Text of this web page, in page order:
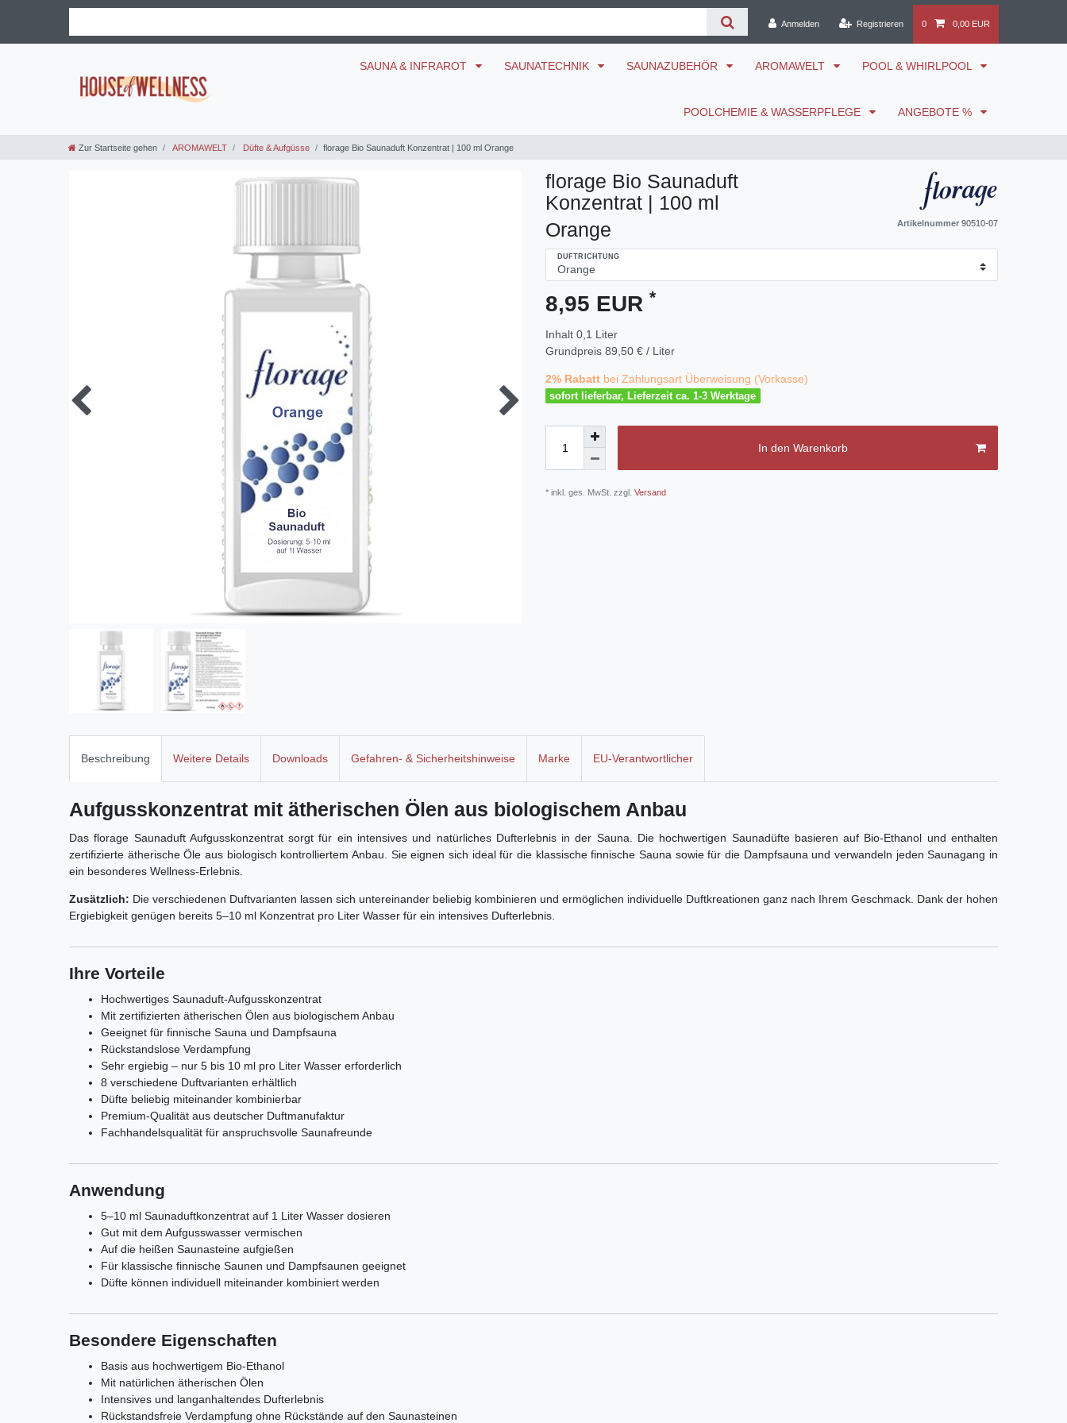
Anmelden Registrieren 0 0,00 EUR
SAUNA & INFRAROT SAUNATECHNIK SAUNAZUBEHÖR AROMAWELT POOL & WHIRLPOOL
POOLCHEMIE & WASSERPFLEGE ANGEBOTE %
Zur Startseite gehen AROMAWELT Düfte & Aufgüsse florage Bio Saunaduft Konzentrat | 100 ml Orange
florage Bio Saunaduft
Konzentrat | 100 ml
Orange
Artikelnummer 90510-07
DUFTRICHTUNG
8,95 EUR *
Inhalt 0,1 Liter
Grundpreis 89,50 € / Liter
2% Rabatt bei Zahlungsart Überweisung (Vorkasse)
sofort lieferbar, Lieferzeit ca. 1-3 Werktage
In den Warenkorb
* inkl. ges. MwSt. zzgl. Versand
Beschreibung Weitere Details Downloads Gefahren- & Sicherheitshinweise Marke EU-Verantwortlicher
Aufgusskonzentrat mit ätherischen Ölen aus biologischem Anbau
Das florage Saunaduft Aufgusskonzentrat sorgt für ein intensives und natürliches Dufterlebnis in der Sauna. Die hochwertigen Saunadüfte basieren auf Bio-Ethanol und enthalten
zertifizierte ätherische Öle aus biologisch kontrolliertem Anbau. Sie eignen sich ideal für die klassische finnische Sauna sowie für die Dampfsauna und verwandeln jeden Saunagang in
ein besonderes Wellness-Erlebnis.
Zusätzlich: Die verschiedenen Duftvarianten lassen sich untereinander beliebig kombinieren und ermöglichen individuelle Duftkreationen ganz nach Ihrem Geschmack. Dank der hohen
Ergiebigkeit genügen bereits 5–10 ml Konzentrat pro Liter Wasser für ein intensives Dufterlebnis.
Ihre Vorteile
Hochwertiges Saunaduft-Aufgusskonzentrat
Mit zertifizierten ätherischen Ölen aus biologischem Anbau
Geeignet für finnische Sauna und Dampfsauna
Rückstandslose Verdampfung
Sehr ergiebig – nur 5 bis 10 ml pro Liter Wasser erforderlich
8 verschiedene Duftvarianten erhältlich
Düfte beliebig miteinander kombinierbar
Premium-Qualität aus deutscher Duftmanufaktur
Fachhandelsqualität für anspruchsvolle Saunafreunde
Anwendung
5–10 ml Saunaduftkonzentrat auf 1 Liter Wasser dosieren
Gut mit dem Aufgusswasser vermischen
Auf die heißen Saunasteine aufgießen
Für klassische finnische Saunen und Dampfsaunen geeignet
Düfte können individuell miteinander kombiniert werden
Besondere Eigenschaften
Basis aus hochwertigem Bio-Ethanol
Mit natürlichen ätherischen Ölen
Intensives und langanhaltendes Dufterlebnis
Rückstandsfreie Verdampfung ohne Rückstände auf den Saunasteinen